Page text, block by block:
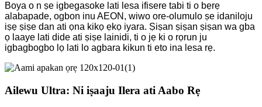
Boya o n ṣe igbegasoke lati lesa ifisere tabi ti o bẹrẹ
alabapade, ogbon inu AEON, wiwo ore-olumulo ṣe idaniloju
iṣẹ ṣiṣe dan ati ọna kikọ ẹkọ iyara. Ṣiṣan ṣiṣan ṣiṣan wa gba
ọ laaye lati dide ati ṣiṣe lainidi, ti o jẹ ki o rọrun ju
igbagbogbo lọ lati lo agbara kikun ti eto ina lesa rẹ.
Ailewu Ultra: Ni iṣaaju Ilera ati Aabo Rẹ